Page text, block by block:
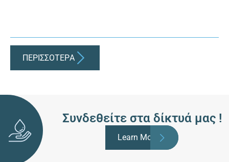
ΠΕΡΙΣΣΟΤΕΡA
Συνδεθείτε στα δίκτυά μας !
Learn More